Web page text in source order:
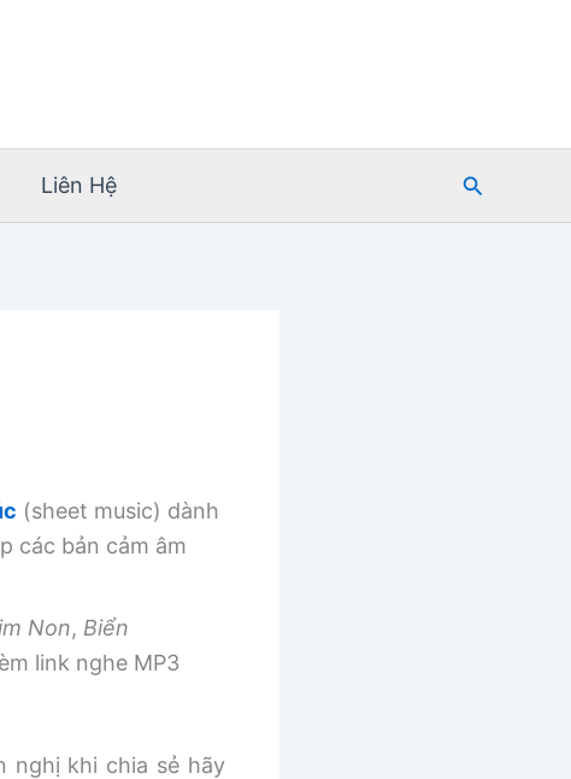
Liên Hệ
Tìm
(sheet music) dành
các bản cảm âm
Non, Biển
link nghe MP3
nghị khi chia sẻ hãy